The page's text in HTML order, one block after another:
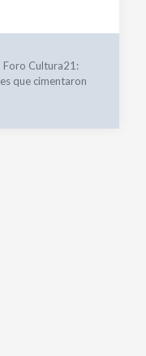
| Foro Cultura21:
que cimentaron